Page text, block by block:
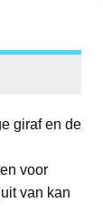
giraf en de
voor
van kan